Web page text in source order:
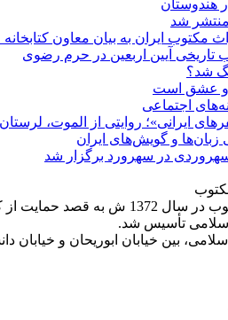
مکتوب ایران به بیان معاون
تاریخی آیین اربعین در حرم رضوی
شد؟
و عشق است
اجتماعی
ایرانی»؛ روایتی از الموت، لرستان
و گویش‌های ایران
در سهرورد برگزار شد
مؤسسه پژوهشی میراث
تأسیس شد.
ابوریحان و خیابان دانشگاه، شمارۀ 1182